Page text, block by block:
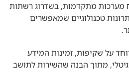
מערכות מתקדמות, בשדרוג רשתות
טכנולוגיים שמאפשרים
על שקיפות, זמינות המידע
מתוך הבנה שהשירות לתושב